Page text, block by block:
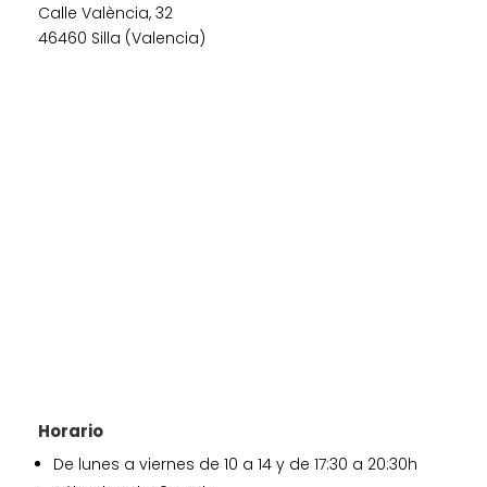
Calle València, 32
46460 Silla (Valencia)
Horario
De lunes a viernes de 10 a 14 y de 17:30 a 20:30h